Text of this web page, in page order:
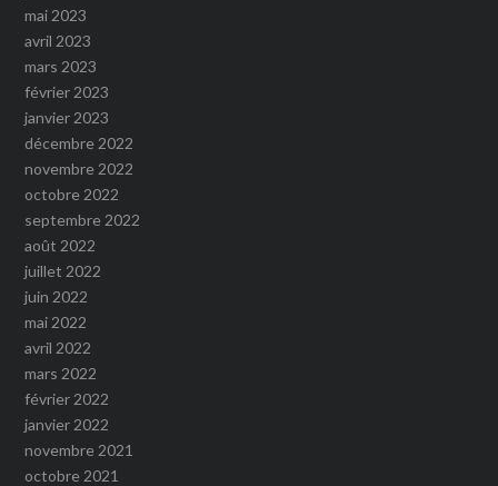
mai 2023
avril 2023
mars 2023
février 2023
janvier 2023
décembre 2022
novembre 2022
octobre 2022
septembre 2022
août 2022
juillet 2022
juin 2022
mai 2022
avril 2022
mars 2022
février 2022
janvier 2022
novembre 2021
octobre 2021